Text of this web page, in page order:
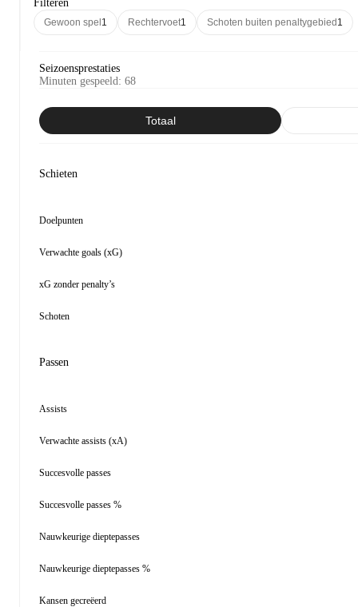
Filteren
Gewoon spel 1 Rechtervoet1 Schoten buiten penaltygebied 1
Seizoensprestaties
Minuten gespeeld: 68
Totaal
Schieten
Doelpunten
Verwachte goals (xG)
xG zonder penalty’s
Schoten
Passen
Assists
Verwachte assists (xA)
Succesvolle passes
Succesvolle passes %
Nauwkeurige dieptepasses
Nauwkeurige dieptepasses %
Kansen gecreëerd